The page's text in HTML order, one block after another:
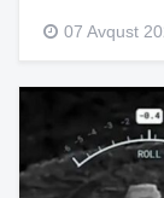
07 Avqust